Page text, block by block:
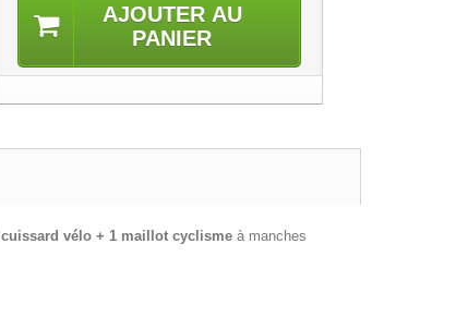
AJOUTER AU
PANIER
cuissard vélo + 1 maillot cyclisme à manches